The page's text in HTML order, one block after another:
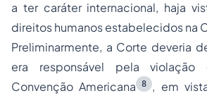
a ter caráter internacional, haja
direitos humanos estabelecidos na
Preliminarmente, a Corte deveria
era responsável pela
Convenção Americana 8
, em